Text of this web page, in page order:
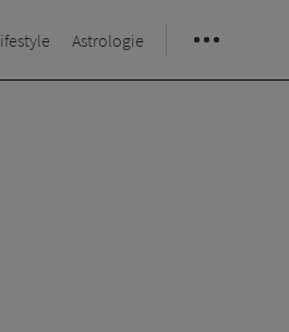
Astrologie